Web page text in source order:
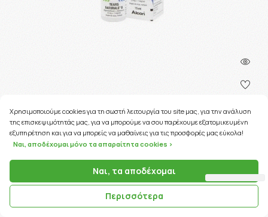
69 Coins
ΚΩΔΙΚΟΣ ΠΡΟΪΟΝΤΟΣ:08571
TEARS NATURALE II MED 15ml
6.87€
Χρησιμοποιούμε cookies για τη σωστή λειτουργία του site μας, για την ανάλυση
της επισκεψιμότητάς μας, για να μπορούμε να σου παρέχουμε εξατομικευμένη
εξυπηρέτηση και για να μπορείς να μαθαίνεις για τις προσφορές μας εύκολα!
Ναι, αποδέχομαι μόνο τα απαραίτητα cookies >
Ναι, τα αποδέχομαι
Περισσότερα